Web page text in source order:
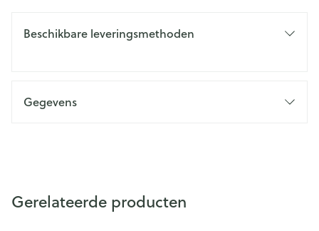
Beschikbare leveringsmethoden
Gegevens
Gerelateerde producten